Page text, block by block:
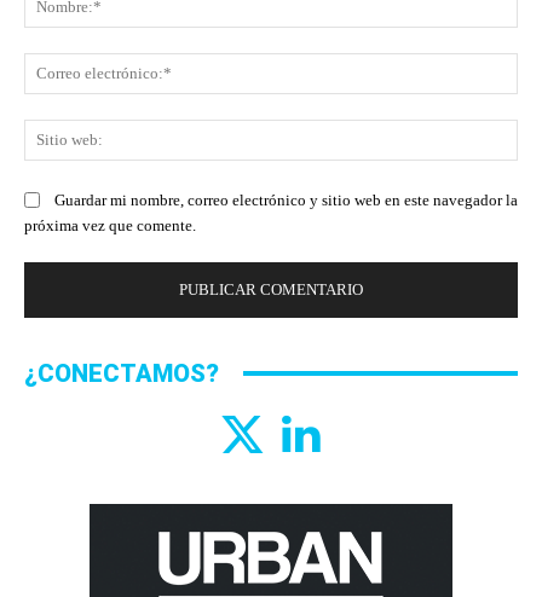
Guardar mi nombre, correo electrónico y sitio web en este navegador la
próxima vez que comente.
¿CONECTAMOS?